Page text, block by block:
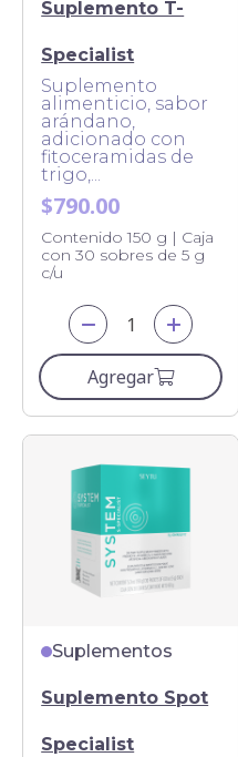
Suplemento T-
Specialist
Suplemento
alimenticio, sabor
arándano,
adicionado con
fitoceramidas de
trigo,...
$790.00
Contenido 150 g | Caja
con 30 sobres de 5 g
c/u
Agregar
Suplementos
Suplemento Spot
Specialist